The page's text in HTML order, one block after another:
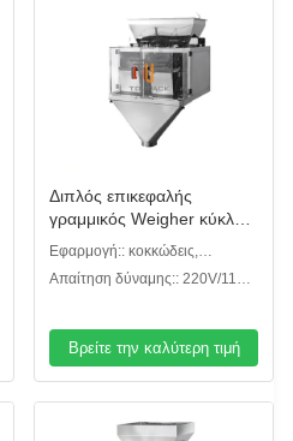
Διπλός επικεφαλής
γραμμικός Weigher κύκλου
εργασιών 0.8L για το ρύζι
ζάχαρης
Εφαρμογή:: κοκκώδεις,
κονιοποιημένοι ή άλλοι τύποι
Απαίτηση δύναμης:: 220V/110V,
Βρείτε την καλύτερη τιμή